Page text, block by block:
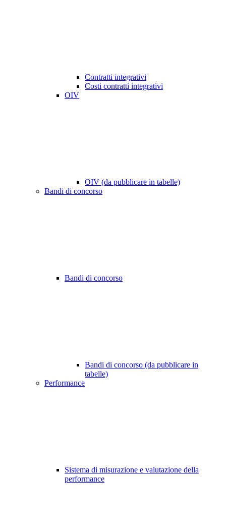
Contratti integrativi
Costi contratti integrativi
OIV
OIV (da pubblicare in tabelle)
Bandi di concorso
Bandi di concorso
Bandi di concorso (da pubblicare in
tabelle)
Performance
Sistema di misurazione e valutazione della
performance